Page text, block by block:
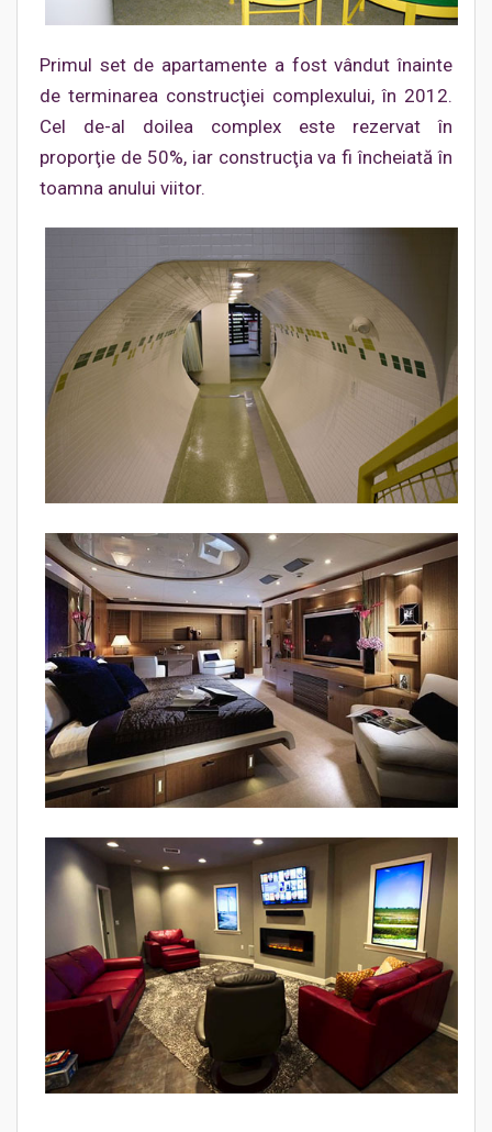
Primul set de apartamente a fost vândut înainte
de terminarea construcţiei complexului, în 2012.
Cel de-al doilea complex este rezervat în
proporţie de 50%, iar construcţia va fi încheiată în
toamna anului viitor.